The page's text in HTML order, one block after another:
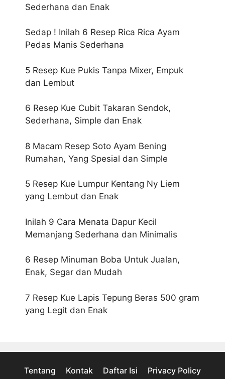
Sederhana dan Enak
Sedap ! Inilah 6 Resep Rica Rica Ayam
Pedas Manis Sederhana
5 Resep Kue Pukis Tanpa Mixer, Empuk
dan Lembut
6 Resep Kue Cubit Takaran Sendok,
Sederhana, Simple dan Enak
8 Macam Resep Soto Ayam Bening
Rumahan, Yang Spesial dan Simple
5 Resep Kue Lumpur Kentang Ny Liem
yang Lembut dan Enak
Inilah 9 Cara Menata Dapur Kecil
Memanjang Sederhana dan Minimalis
6 Resep Minuman Boba Untuk Jualan,
Enak, Segar dan Mudah
7 Resep Kue Lapis Tepung Beras 500 gram
yang Legit dan Enak
Tentang Kontak Daftar Isi Privacy Policy